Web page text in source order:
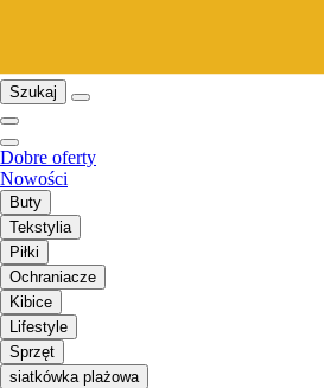
Szukaj
Dobre oferty
Nowości
Buty
Tekstylia
Piłki
Ochraniacze
Kibice
Lifestyle
Sprzęt
siatkówka plażowa